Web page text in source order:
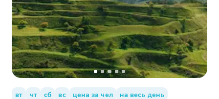
вт чт сб вс цена за чел
на весь день